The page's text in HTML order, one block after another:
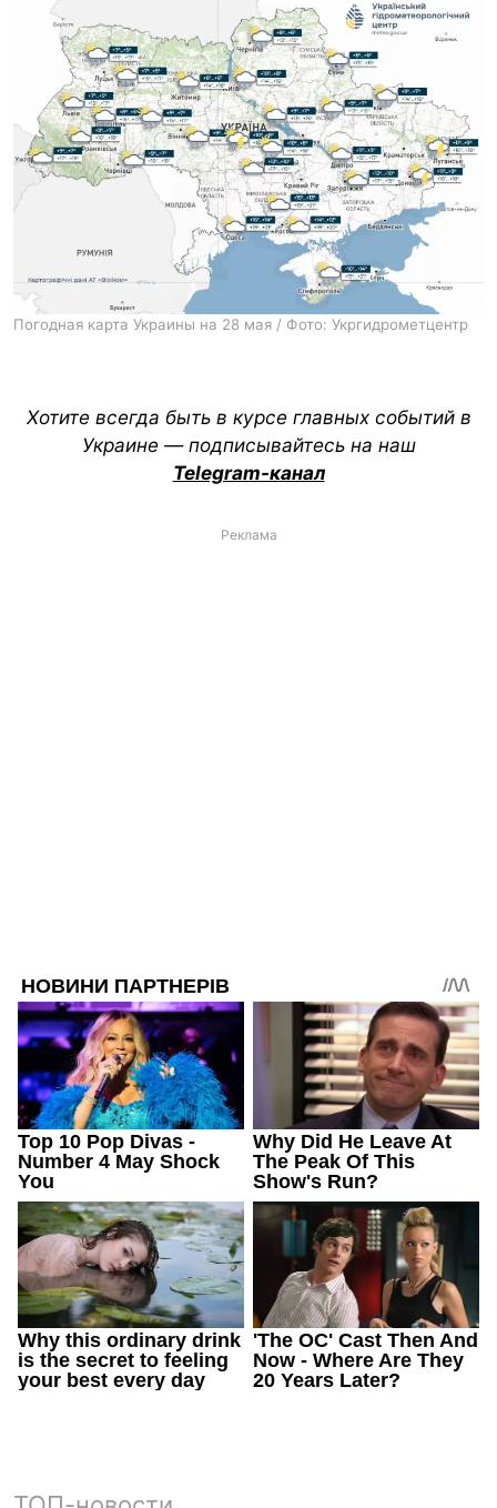
Погодная карта Украины на 28 мая / Фото: Укргидрометцентр
Хотите всегда быть в курсе главных событий в
Украине — подписывайтесь на наш
Telegram-канал
Реклама